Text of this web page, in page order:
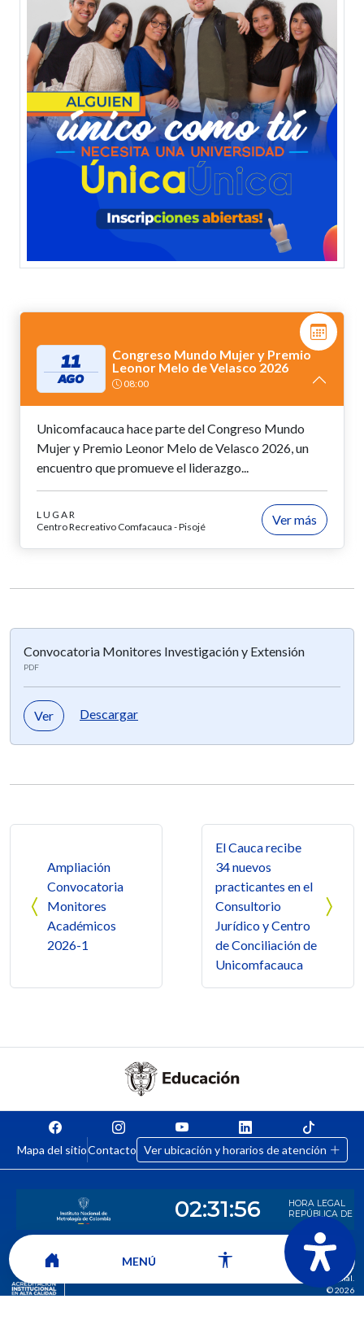
11
AGO
Congreso Mundo Mujer y Premio
Leonor Melo de Velasco 2026
08:00
Unicomfacauca hace parte del Congreso Mundo
Mujer y Premio Leonor Melo de Velasco 2026, un
encuentro que promueve el liderazgo...
LUGAR
Centro Recreativo Comfacauca - Pisojé
Ver más
Convocatoria Monitores Investigación y Extensión
PDF
Ver Descargar
Ampliación
Convocatoria
Monitores
Académicos
2026-1
El Cauca recibe
34 nuevos
practicantes en el
Consultorio
Jurídico y Centro
de Conciliación de
Unicomfacauca
Mapa del sitioContacto Ver ubicación y horarios de atención
CORPORACIÓN UNIVERSITARIA COMFACAUCA - UNICOMFACAUCA
Institución de Educación Superior sujeta a inspección y vigilancia por el
Ministerio de Educación Nacional.
© 2026
MENÚ